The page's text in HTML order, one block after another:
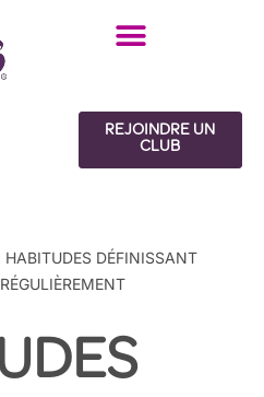
REJOINDRE UN
CLUB
HABITUDES DÉFINISSANT